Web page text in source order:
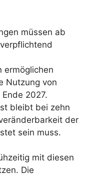
müssen ab
ermöglichen
Nutzung von
2027.
bleibt bei zehn
der
sein muss.
mit diesen
Die